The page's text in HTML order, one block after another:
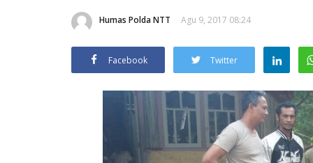
Humas Polda NTT Agu 9, 2017 08:24
Facebook Twitter